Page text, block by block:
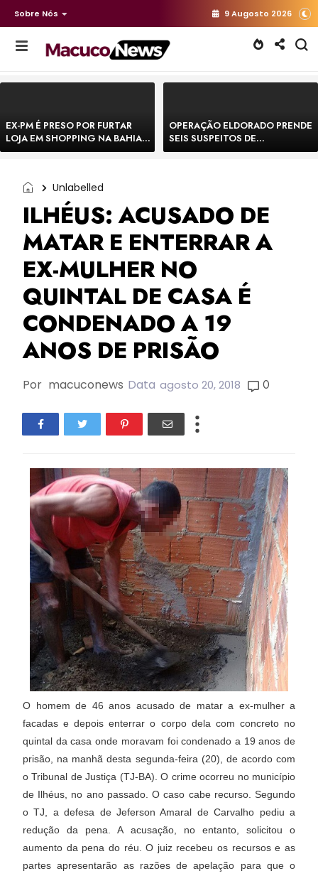
Sobre Nós 9 Augosto 2026
EX-PM É PRESO POR FURTAR
LOJA EM SHOPPING NA BAHIA E
ESCAPA CORRENDO DE
OPERAÇÃO ELDORADO PRENDE
SEIS SUSPEITOS DE
MOVIMENTAR R$ 25 MILHÕES
Unlabelled
ILHÉUS: ACUSADO DE
MATAR E ENTERRAR A
EX-MULHER NO
QUINTAL DE CASA É
CONDENADO A 19
ANOS DE PRISÃO
Por macuconews Data agosto 20, 2018 0
O homem de 46 anos acusado de matar a ex-mulher a
facadas e depois enterrar o corpo dela com concreto no
quintal da casa onde moravam foi condenado a 19 anos de
prisão, na manhã desta segunda-feira (20), de acordo com
o Tribunal de Justiça (TJ-BA). O crime ocorreu no município
de Ilhéus, no ano passado. O caso cabe recurso. Segundo
o TJ, a defesa de Jeferson Amaral de Carvalho pediu a
redução da pena. A acusação, no entanto, solicitou o
aumento da pena do réu. O juiz recebeu os recursos e as
partes apresentarão as razões de apelação para que o